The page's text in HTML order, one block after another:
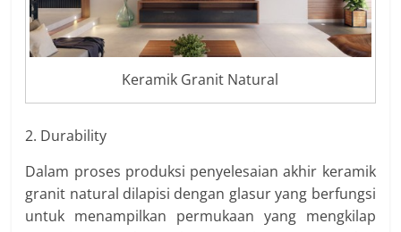
Keramik Granit Natural
2. Durability
Dalam proses produksi penyelesaian akhir keramik
granit natural dilapisi dengan glasur yang berfungsi
untuk menampilkan permukaan yang mengkilap